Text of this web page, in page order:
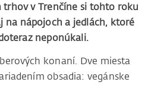
trhov v Trenčíne si tohto roku
na nápojoch a jedlách, ktoré
neponúkali.
konaní. Dve miesta
obsadia: vegánske